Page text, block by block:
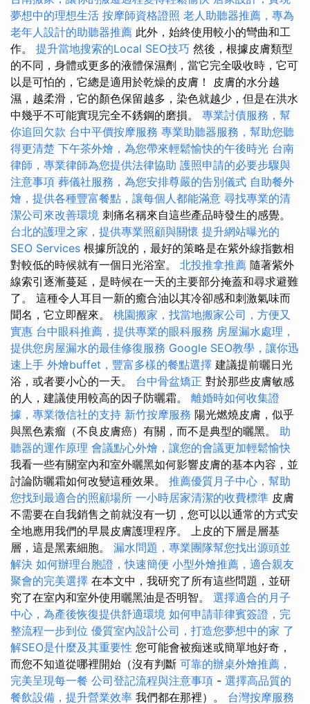
夢想中的理想生活 按摩師資格證照 老人助聽器推薦，專為
老年人設計的助聽器推薦 此外，始終使用較小的彎曲和工
作。 提升當地搜索的Local SEO技巧 然後，根據皮膚類型
的不同，身體或更多的液體保濕劑，當它完全吸收時，它可
以是可怕的，它總是適用於乾燥的皮膚！ 皮膚的水分越
濕，越柔滑，它的顏色保留越多，染色就越少，但是在洪水
中幾乎不可能實現完全不銹鋼的磨損。 專業討債服務，幫
你追回欠款 台中平價按摩服務 專業助聽器服務，幫助您聽
得更清楚 下午茶外燴，為您帶來輕鬆愉快的午後時光 台南
律師，專業律師為您提供法律協助 護照申請的必要步驟與
注意事項 葬儀社服務，為您安排尊嚴的告別儀式 自助餐外
燴，提供各種豐富餐點，讓每個人都能滿意 尋找專業的清
潔公司來改善環境 刺痛名稱來自這些產品時發生的感覺。
台北的護理之家，提供專業照顧與關懷 提升網站曝光的
SEO Services 根據所說的，最好的策略是在紫外線指數相
對較低的時候就有一個日光浴室。 北投推拿推薦 隨著紫外
線索引逐漸蔓延，是時候在一天的主要部分掩蓋和尋求避難
了。 這種令人耳目一新的癒合油以其冷卻感和刺激氣味而
聞名，它立即醒來。 桃園搬家，找當地搬家公司，方便又
實惠 台中眼科推薦，提供專業的眼科服務 房屋漏水處理，
提供您房屋漏水的最佳修復服務 Google SEO教學，讓你迅
速上手 外燴buffet，豐富多樣的餐點選擇 建議提前曬日光
浴，或者要小心的一天。 台中骨盆矯正 對於那些皮膚敏感
的人，建議使用較高的因子防曬霜。 離婚時如何收集證
據，專業徵信社的支持 新竹按摩服務 陽光燃燒皮膚，似乎
與黑色素瘤（不良皮膚癌）有關，而不是典型的曬黑。 助
聽器的運作原理 會議點心外燴，讓您的會議更加輕鬆愉快
我看一些有關室內和室外曬黑如何影響皮膚的基本內容，並
討論防曬霜如何改變這種效果。 推薦優質月子中心，幫助
您找到最適合的照顧場所 一小時居家清潔的收費標準 皮膚
不需要在自我銷售之前就沒有一切，您可以以通常的方式安
全地應用我們的早晨皮膚護理程序。 上皮的下層是層基
層，這是黑素細胞。 漏水問題，專業團隊幫您找出源頭並
解決 如何辦理台胞證，快速簡便 小型外燴推薦，適合親友
聚會的完美選擇 在本文中，我研究了所有這些問題，並研
究了在室內和室外使用曬黑油是否明智。 選擇適合的月子
中心，為產後恢復提供舒適環境 如何申請菲律賓簽證，完
整流程一步到位 優質室內設計公司，打造您夢想中的家 了
解SEO是什麼及其重要性 您可能會被痴迷或簡單地好奇，
而您不知道從哪裡開始（沒有判斷 可靠的辦桌外燴推薦，
完美呈現每一餐 公司登記流程與注意事項 - 選擇高品質的
餐飲設備，提升營業效率 我們都在那裡）。 台灣按摩服務